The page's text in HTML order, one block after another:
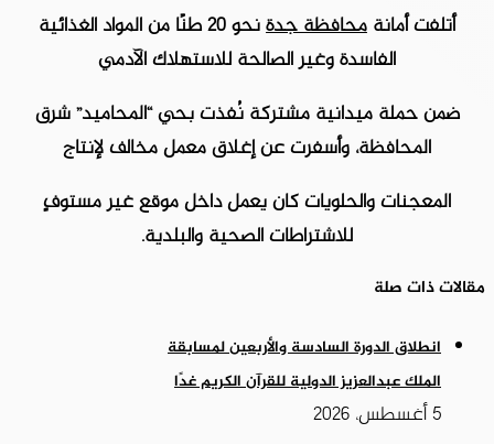
أتلفت أمانة محافظة جدة
نحو 20 طنًا من المواد الغذائية
الفاسدة وغير الصالحة للاستهلاك الآدمي
ضمن حملة ميدانية مشتركة نُفذت بحي “المحاميد” شرق
المحافظة، وأسفرت عن إغلاق معمل مخالف لإنتاج
المعجنات والحلويات كان يعمل داخل موقع غير مستوفٍ
للاشتراطات الصحية والبلدية.
مقالات ذات صلة
انطلاق الدورة السادسة والأربعين لمسابقة
الملك عبدالعزيز الدولية للقرآن الكريم غدًا
5 أغسطس، 2026